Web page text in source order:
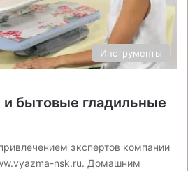
Инструменты
бытовые гладильные
экспертов компании
nsk.ru. Домашним